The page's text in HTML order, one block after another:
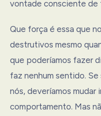
vontade consciente de
Que força é essa que
destrutivos mesmo
que poderíamos fazer
faz nenhum sentido.
nós, deveríamos mudar
comportamento. Mas